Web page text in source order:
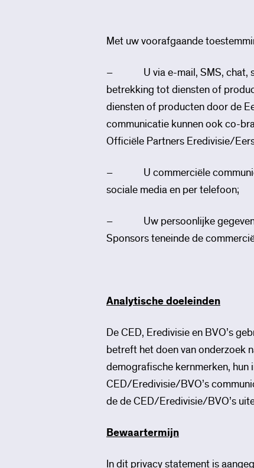
Met uw voorafgaande
– U via e-mail, SMS, chat,
betrekking tot diensten of
diensten of producten door de
communicatie kunnen ook co-
Officiële Partners Eredivisie/
– U commerciële
sociale media en per telefoon;
– Uw persoonlijke gegevens
Sponsors teneinde de
Analytische doeleinden
De CED, Eredivisie en BVO’s
betreft het doen van onderzoek
demografische kernmerken, hun
CED/Eredivisie/BVO’s
de de CED/Eredivisie/BVO’s
Bewaartermijn
In dit privacy statement is